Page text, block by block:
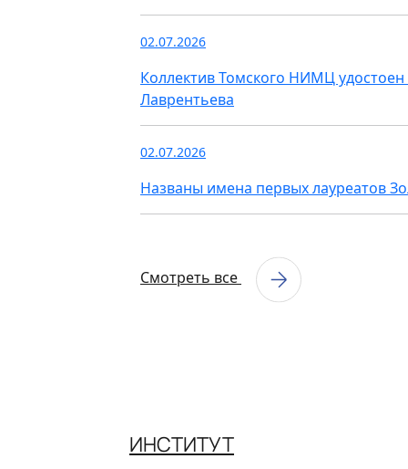
02.07.2026
Коллектив Томского НИМЦ
Лаврентьева
02.07.2026
Названы имена первых лауреатов
Смотреть все
ИНСТИТУТ